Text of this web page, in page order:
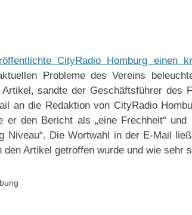
CityRadio Homburg einen
Probleme des Vereins
sandte der Geschäftsführer des
an die Redaktion von CityRadio
er den Bericht als „eine Frechheit“
Niveau“. Die Wortwahl in der E-Mail
den Artikel getroffen wurde und wie sehr